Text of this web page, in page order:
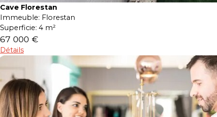
Cave Florestan
Immeuble: Florestan
Superficie: 4 m²
67 000 €
Détails